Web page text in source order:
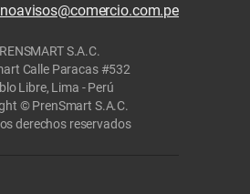
S.A.C.
Calle Paracas #532
Libre, Lima - Perú
© PrenSmart S.A.C.
derechos reservados